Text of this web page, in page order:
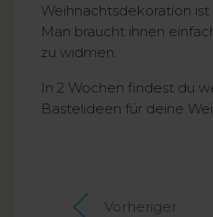
Weihnachtsdekoration
Man braucht ihnen
zu widmen.
In 2 Wochen findest du
Bastelideen für deine
Vorheriger